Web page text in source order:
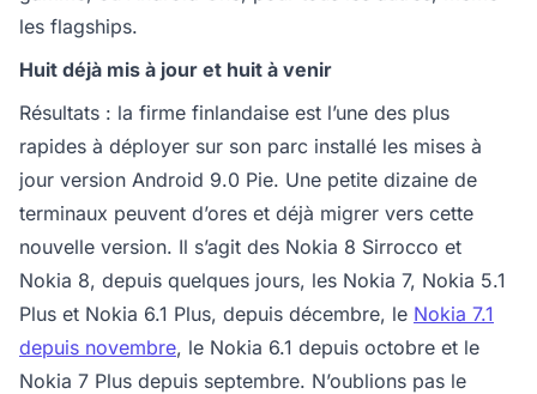
les flagships.
Huit déjà mis à jour et huit à venir
Résultats : la firme finlandaise est l’une des plus
rapides à déployer sur son parc installé les mises à
jour version Android 9.0 Pie. Une petite dizaine de
terminaux peuvent d’ores et déjà migrer vers cette
nouvelle version. Il s’agit des Nokia 8 Sirrocco et
Nokia 8, depuis quelques jours, les Nokia 7, Nokia 5.1
Plus et Nokia 6.1 Plus, depuis décembre, le Nokia 7.1
depuis novembre, le Nokia 6.1 depuis octobre et le
Nokia 7 Plus depuis septembre. N’oublions pas le